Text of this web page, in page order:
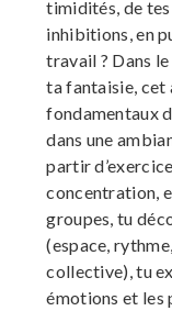
timidités, de tes
inhibitions, en
travail ? Dans
ta fantaisie,
fondamentaux
dans une
partir
concentration,
groupes, tu
(espace,
collective), tu
émotions et les